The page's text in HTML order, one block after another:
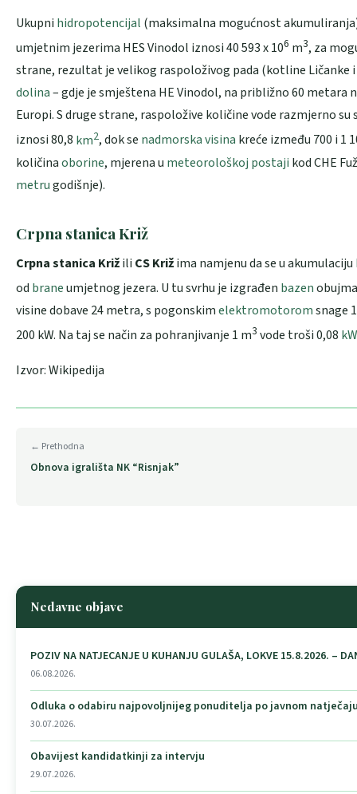
Ukupni hidropotencijal (maksimalna mogućnost
umjetnim jezerima HES Vinodol iznosi 40 593 x 106 m3, za
strane, rezultat je velikog raspoloživog pada (kotline Ličanke
dolina– gdje je smještena HE Vinodol, na približno 60
Europi. S druge strane, raspoložive količine vode razmjerno
iznosi 80,8 km2, dok se nadmorska visina kreće između 700 i 1
količinaoborine, mjerena u meteorološkoj postaji kod CHE
metrugodišnje).
Crpna stanica Križ
Crpna stanica Križili CS Križima namjenu da se u akumulaciju
od braneumjetnog jezera. U tu svrhu je izgrađen bazen
visine dobave 24 metra, s pogonskimelektromotoromsnage
200 kW. Na taj se način za pohranjivanje 1 m3 vode troši 0,08
Izvor: Wikipedija
← Prethodna
Obnova igrališta NK “Risnjak”
Nedavne objave
POZIV NA NATJECANJE U KUHANJU GULAŠA, LOKVE 15.8.2026. –
06.08.2026.
Odluka o odabiru najpovoljnijeg ponuditelja po javnom
30.07.2026.
Obavijest kandidatkinji za intervju
29.07.2026.